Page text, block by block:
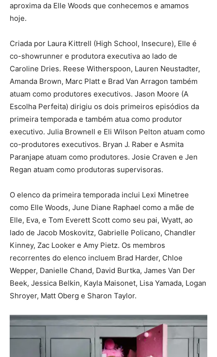
aproxima da Elle Woods que conhecemos e amamos
hoje.
Criada por Laura Kittrell (High School, Insecure), Elle é
co-showrunner e produtora executiva ao lado de
Caroline Dries. Reese Witherspoon, Lauren Neustadter,
Amanda Brown, Marc Platt e Brad Van Arragon também
atuam como produtores executivos. Jason Moore (A
Escolha Perfeita) dirigiu os dois primeiros episódios da
primeira temporada e também atua como produtor
executivo. Julia Brownell e Eli Wilson Pelton atuam como
co-produtores executivos. Bryan J. Raber e Asmita
Paranjape atuam como produtores. Josie Craven e Jen
Regan atuam como produtoras supervisoras.
O elenco da primeira temporada inclui Lexi Minetree
como Elle Woods, June Diane Raphael como a mãe de
Elle, Eva, e Tom Everett Scott como seu pai, Wyatt, ao
lado de Jacob Moskovitz, Gabrielle Policano, Chandler
Kinney, Zac Looker e Amy Pietz. Os membros
recorrentes do elenco incluem Brad Harder, Chloe
Wepper, Danielle Chand, David Burtka, James Van Der
Beek, Jessica Belkin, Kayla Maisonet, Lisa Yamada, Logan
Shroyer, Matt Oberg e Sharon Taylor.